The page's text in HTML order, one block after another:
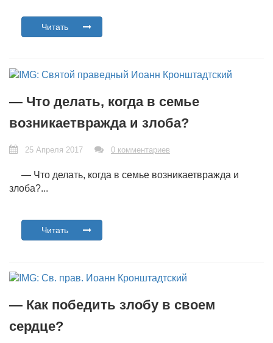
Читать
— Что делать, когда в семье
возникаетвражда и злоба?
25 Апреля 2017 0 комментариев
— Что делать, когда в семье возникаетвражда и
злоба?...
Читать
— Как победить злобу в своем
сердце?